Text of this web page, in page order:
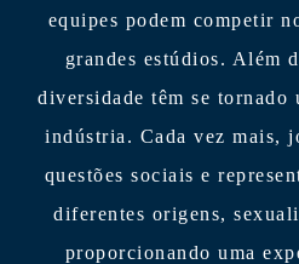
equipes podem competir
grandes estúdios. Além
diversidade têm se tornado
indústria. Cada vez mais,
questões sociais e
diferentes origens,
proporcionando uma